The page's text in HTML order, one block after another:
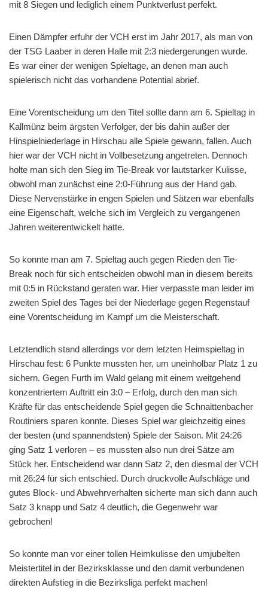
mit 8 Siegen und lediglich einem Punktverlust perfekt.
Einen Dämpfer erfuhr der VCH erst im Jahr 2017, als man von
der TSG Laaber in deren Halle mit 2:3 niedergerungen wurde.
Es war einer der wenigen Spieltage, an denen man auch
spielerisch nicht das vorhandene Potential abrief.
Eine Vorentscheidung um den Titel sollte dann am 6. Spieltag in
Kallmünz beim ärgsten Verfolger, der bis dahin außer der
Hinspielniederlage in Hirschau alle Spiele gewann, fallen. Auch
hier war der VCH nicht in Vollbesetzung angetreten. Dennoch
holte man sich den Sieg im Tie-Break vor lautstarker Kulisse,
obwohl man zunächst eine 2:0-Führung aus der Hand gab.
Diese Nervenstärke in engen Spielen und Sätzen war ebenfalls
eine Eigenschaft, welche sich im Vergleich zu vergangenen
Jahren weiterentwickelt hatte.
So konnte man am 7. Spieltag auch gegen Rieden den Tie-
Break noch für sich entscheiden obwohl man in diesem bereits
mit 0:5 in Rückstand geraten war. Hier verpasste man leider im
zweiten Spiel des Tages bei der Niederlage gegen Regenstauf
eine Vorentscheidung im Kampf um die Meisterschaft.
Letztendlich stand allerdings vor dem letzten Heimspieltag in
Hirschau fest: 6 Punkte mussten her, um uneinholbar Platz 1 zu
sichern. Gegen Furth im Wald gelang mit einem weitgehend
konzentriertem Auftritt ein 3:0 – Erfolg, durch den man sich
Kräfte für das entscheidende Spiel gegen die Schnaittenbacher
Routiniers sparen konnte. Dieses Spiel war gleichzeitig eines
der besten (und spannendsten) Spiele der Saison. Mit 24:26
ging Satz 1 verloren – es mussten also nun drei Sätze am
Stück her. Entscheidend war dann Satz 2, den diesmal der VCH
mit 26:24 für sich entschied. Durch druckvolle Aufschläge und
gutes Block- und Abwehrverhalten sicherte man sich dann auch
Satz 3 knapp und Satz 4 deutlich, die Gegenwehr war
gebrochen!
So konnte man vor einer tollen Heimkulisse den umjubelten
Meistertitel in der Bezirksklasse und den damit verbundenen
direkten Aufstieg in die Bezirksliga perfekt machen!